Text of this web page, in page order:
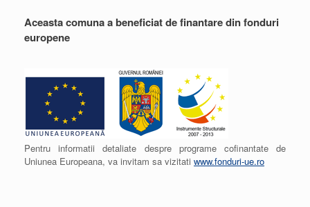
Aceasta comuna a beneficiat de finantare din fonduri
europene
Pentru informatii detaliate despre programe cofinantate de
Uniunea Europeana, va invitam sa vizitati www.fonduri-ue.ro